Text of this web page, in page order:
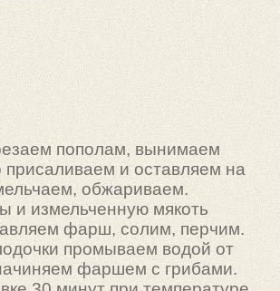
пополам, вынимаем
присаливаем и оставляем на
обжариваем.
и измельченную мякоть
фарш, солим, перчим.
промываем водой от
фаршем с грибами.